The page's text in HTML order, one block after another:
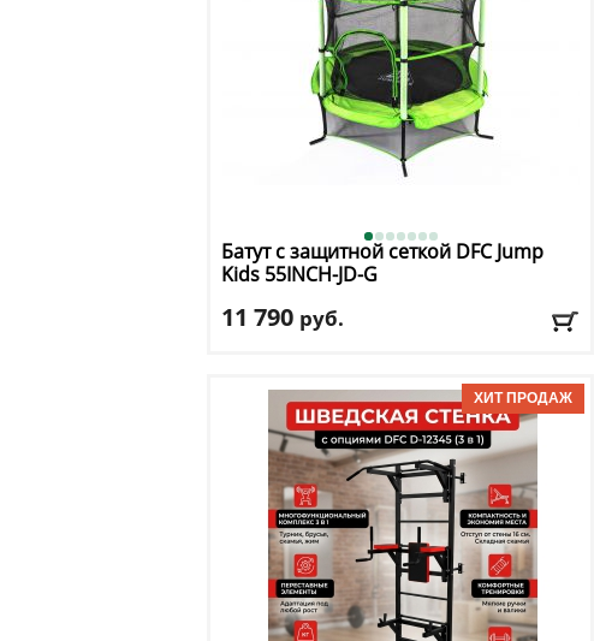
Батут с защитной сеткой DFCJump
Kids 55INCH-JD-G
11 790 руб.
Макс. нагрузка: 45 кг
Максимальный вес пользователя: 45 кг
Размер, футы: 5
Доставка:БЕСПЛАТНО, 2-3 дня